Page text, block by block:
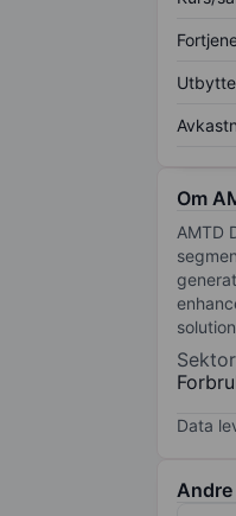
Om
AMTD
Sektor
Data